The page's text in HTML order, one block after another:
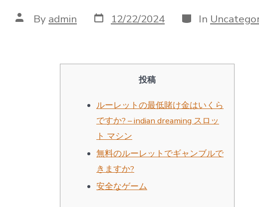
Post
author
By admin Post
date
12/22/2024 Categories
In
投稿
ルーレットの最低賭け金はいくら
ですか? – indian dreaming スロッ
ト マシン
無料のルーレットでギャンブルで
きますか?
安全なゲーム